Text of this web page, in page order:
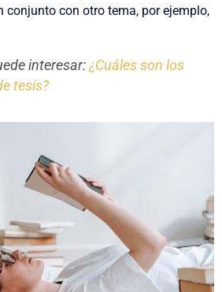
conjunto con otro tema, por ejemplo,
interesar: ¿Cuáles son los
tesis?